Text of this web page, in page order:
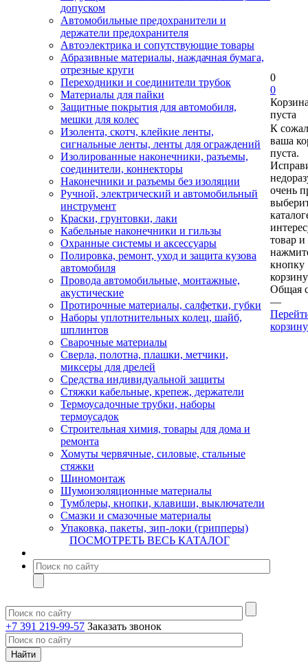
допуском
Автомобильные предохранители и
держатели предохранителя
Автоэлектрика и сопутствующие товары
Абразивные материалы, наждачная бумага,
отрезные круги
Переходники и соединители трубок
Материалы для пайки
Защитные покрытия для автомобиля,
мешки для колес
Изолента, скотч, клейкие ленты,
сигнальные ленты, ленты для ограждений
Изолированные наконечники, разъемы,
соединители, коннекторы
Наконечники и разъемы без изоляции
Ручной, электрический и автомобильный
инструмент
Краски, грунтовки, лаки
Кабельные наконечники и гильзы
Охранные системы и аксессуары
Полировка, ремонт, уход и защита кузова
автомобиля
Провода автомобильные, монтажные,
акустические
Протирочные материалы, салфетки, губки
Наборы уплотнительных колец, шайб,
шплинтов
Сварочные материалы
Сверла, полотна, плашки, метчики,
миксеры для дрелей
Средства индивидуальной защиты
Стяжки кабельные, крепеж, держатели
Термоусадочные трубки, наборы
термоусадок
Строительная химия, товары для дома и
ремонта
Хомуты червячные, силовые, стальные
стяжки
Шиномонтаж
Шумоизоляционные материалы
Тумблеры, кнопки, клавиши, выключатели
Смазки и смазочные материалы
Упаковка, пакеты, зип-локи (грипперы)
ПОСМОТРЕТЬ ВЕСЬ КАТАЛОГ
+7 391 219-99-57 Заказать звонок
0
0
пуста
К
ваша
пуста.
очень
товар и
кнопку
Общая
—
корзину